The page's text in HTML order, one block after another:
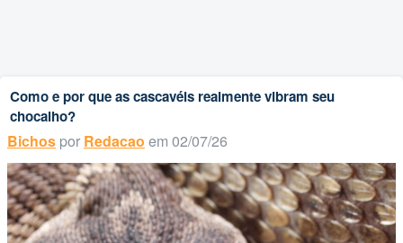
Como e por que as cascavéis realmente vibram seu
chocalho?
Bichos por Redacao em 02/07/26